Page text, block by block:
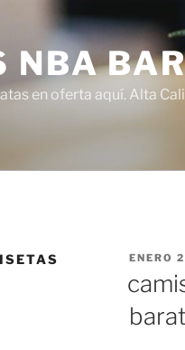
NBA
en oferta aquí. Alta
ENERO